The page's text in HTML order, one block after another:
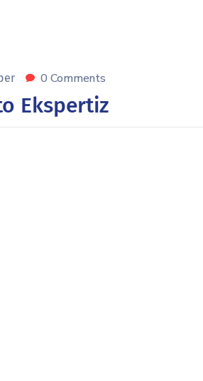
0 Comments
Ekspertiz